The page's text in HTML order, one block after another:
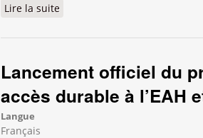
Lire la suite de À Soalala, les
Lancement officiel du
accès durable à l’EAH
Langue
Français